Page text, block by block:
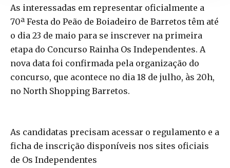
As interessadas em representar oficialmente a
70ª Festa do Peão de Boiadeiro de Barretos têm até
o dia 23 de maio para se inscrever na primeira
etapa do Concurso Rainha Os Independentes. A
nova data foi confirmada pela organização do
concurso, que acontece no dia 18 de julho, às 20h,
no North Shopping Barretos.
As candidatas precisam acessar o regulamento e a
ficha de inscrição disponíveis nos sites oficiais
de Os Independentes